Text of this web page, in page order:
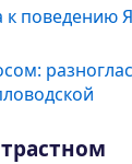
к поведению